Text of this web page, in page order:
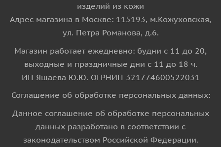
изделий из кожи
Адрес магазина в Москве: 115193, м.Кожуховская,
ул. Петра Романова, д.6.
Магазин работает ежедневно: будни с 11 до 20,
выходные и праздничные дни с 11 до 18 ч.
ИП Яшаева Ю.Ю. ОГРНИП 321774600522031
Соглашение об обработке персональных данных:
Данное соглашение об обработке персональных
данных разработано в соответствии с
законодательством Российской Федерации.